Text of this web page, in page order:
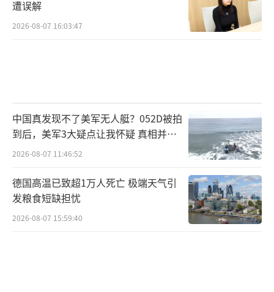
遭误解
2026-08-07 16:03:47
中国真发现不了美军无人艇？052D被拍
到后，美军3大疑点让我怀疑 真相并非
如此
2026-08-07 11:46:52
德国高温已致超1万人死亡 极端天气引
发粮食短缺担忧
2026-08-07 15:59:40